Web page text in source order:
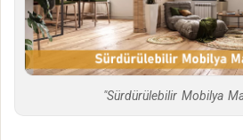
"Sürdürülebilir Mobilya